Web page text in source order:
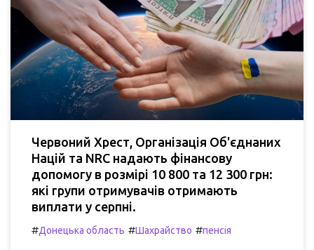
Червоний Хрест, Організація Об'єднаних
Націй та NRC надають фінансову
допомогу в розмірі 10 800 та 12 300 грн:
які групи отримувачів отримають
виплати у серпні.
#Донецька область #Шахрайство #пенсія